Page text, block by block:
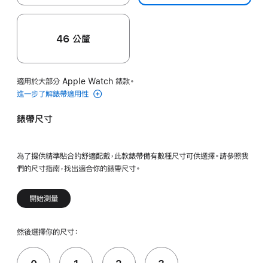
46 公釐
適用於大部分 Apple Watch 錶款。
進一步了解錶帶適用性
錶帶尺寸
為了提供精準貼合的舒適配戴，此款錶帶備有數種尺寸可供選擇。請參照我
們的尺寸指南，找出適合你的錶帶尺寸。
開始測量
然後選擇你的尺寸：